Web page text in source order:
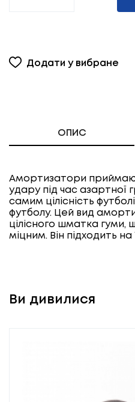
Додати у вибране
ОПИС
Амортизатори
удару під час азартної
самим цілісність
футболу. Цей вид
цілісного шматка гуми,
міцним. Він підходить
Ви дивилися